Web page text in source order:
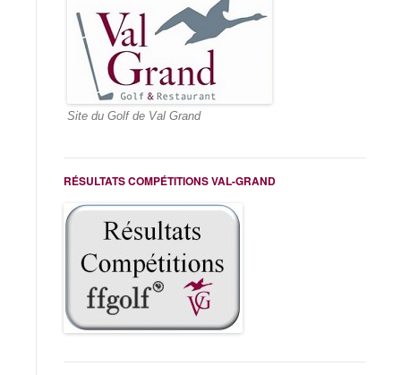
Site du Golf de Val Grand
RÉSULTATS COMPÉTITIONS VAL-GRAND